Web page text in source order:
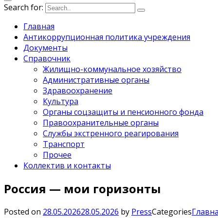
Search for:
Главная
Антикоррупционная политика учреждения
Документы
Справочник
Жилищно-коммунальное хозяйство
Административные органы
Здравоохранение
Культура
Органы соцзащиты и пенсионного фонда
Правоохранительные органы
Службы экстренного реагирования
Транспорт
Прочее
Коллектив и контакты
Россия — мои горизонты
Posted on 28.05.202628.05.2026 by PressCategories